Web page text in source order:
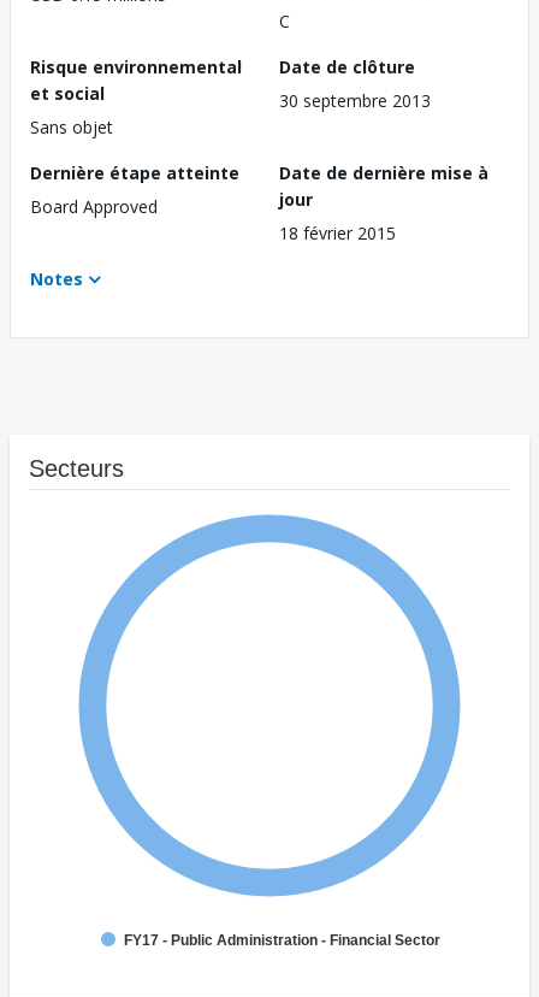
C
Risque environnemental
et social
Sans objet
Date de clôture
30 septembre 2013
Dernière étape atteinte
Board Approved
Date de dernière mise à
jour
18 février 2015
Notes
Secteurs
FY17 - Public Administration - Financial Sector